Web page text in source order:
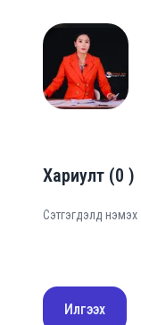
A
Хариулт (0 )
Илгээх